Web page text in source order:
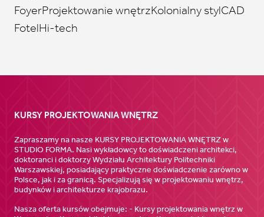
FoyerProjektowanie wnętrzKolonialny stylCAD
FotelHi-tech
KURSY PROJEKTOWANIA WNĘTRZ
Zapraszamy na nasze KURSY PROJEKTOWANIA WNĘTRZ w
STUDIO FORMA. Nasi wykładowcy to doświadczeni architekci,
doktoranci i doktorzy Wydziału Architektury Politechniki
Warszawskiej, posiadający praktyczne doświadczenie zarówno w
Polsce, jak i za granicą. Specjalizują się w projektowaniu wnętrz,
budynków i architekturze krajobrazu.
Nasza oferta kursów obejmuje: - Kursy projektowania wnętrz w